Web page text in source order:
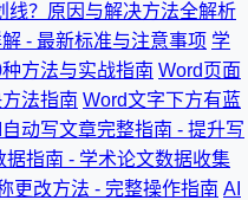
线？原因与解决方法全解析
- 最新标准与注意事项 学
方法与实战指南 Word页面
法指南 Word文字下方有蓝
动写文章完整指南 - 提升写
据指南 - 学术论文数据收集
更改方法 - 完整操作指南 AI